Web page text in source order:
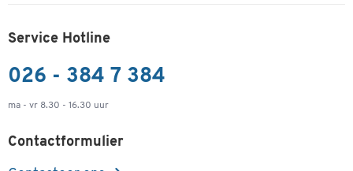
Service Hotline
026 - 384 7 384
ma - vr 8.30 - 16.30 uur
Contactformulier